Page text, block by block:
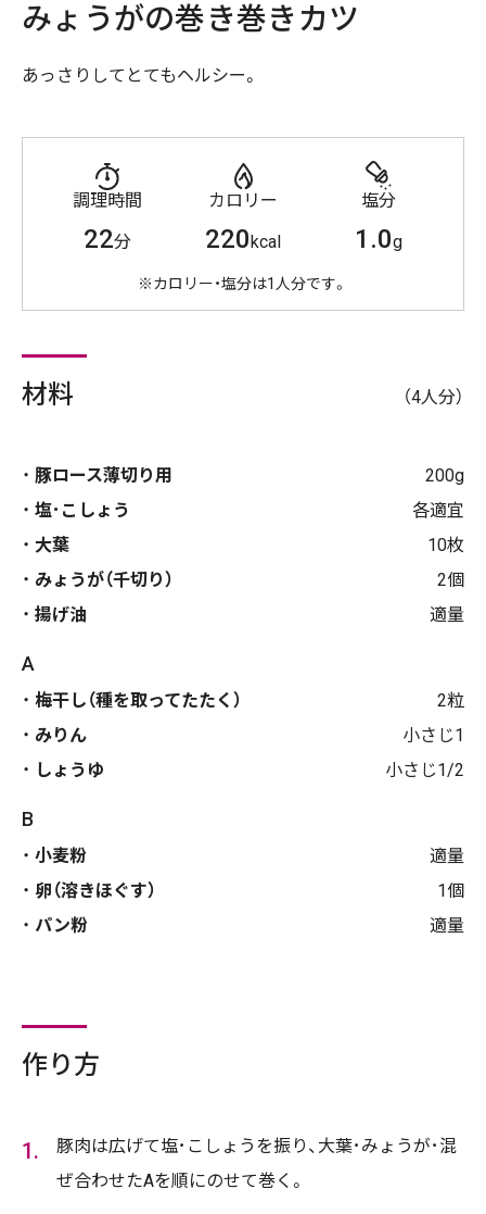
みょうがの巻き巻きカツ
あっさりしてとてもヘルシー。
調理時間
22分
カロリー
220kcal
塩分
1.0g
※カロリー・塩分は1人分です。
材料 （4人分）
豚ロース薄切り用
200g
塩･こしょう
各適宜
大葉
10枚
みょうが（千切り）
2個
揚げ油
適量
A
梅干し（種を取ってたたく）
2粒
みりん
小さじ1
しょうゆ
小さじ1/2
B
小麦粉
適量
卵（溶きほぐす）
1個
パン粉
適量
作り方
豚肉は広げて塩･こしょうを振り、大葉･みょうが･混
ぜ合わせたAを順にのせて巻く。